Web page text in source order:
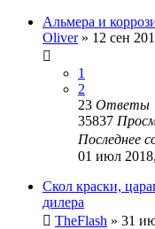
Альмера и
Oliver» 12 сен
1
2
23 Ответы
35837
Последнее
01 июл
Скол краски,
дилера
TheFlash » 31